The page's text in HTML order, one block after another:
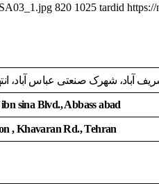
820 1025 tardid
آباد، شهرک صنعتی عباس آباد، انتهای
sina Blvd., Abbass abad
, Khavaran Rd., Tehran